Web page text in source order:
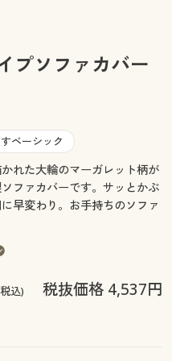
プソファカバー
ベーシック
れた大輪のマーガレット柄が
ファカバーです。サッとかぶ
早変わり。お手持ちのソファ
込)
税抜価格 4,537円